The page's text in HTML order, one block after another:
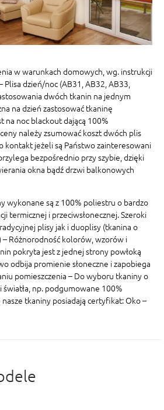
w warunkach domowych, wg. instrukcji
Plisa dzień/noc (AB31, AB32, AB33,
dwóch tkanin na jednym
na dzień zastosować tkaninę
na noc blackout dającą 100%
należy zsumować koszt dwóch plis
kontakt jeżeli są Państwo zainteresowani
bezpośrednio przy szybie, dzięki
okna bądź drzwi balkonowych
wykonane są z 100% poliestru o bardzo
termicznej i przeciwsłonecznej. Szeroki
plisy jak i duoplisy (tkanina o
Różnorodność kolorów, wzorów i
pokryta jest z jednej strony powłoką
odbija promienie słoneczne i zapobiega
pomieszczenia – Do wyboru tkaniny o
światła, np. podgumowane 100%
tkaniny posiadają certyfikat: Oko –